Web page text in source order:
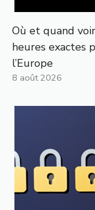
Où et quand
heures exactes
l’Europe
8 août 2026